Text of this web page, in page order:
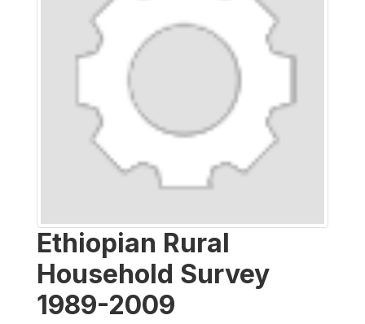
Ethiopian Rural
Household Survey
1989-2009